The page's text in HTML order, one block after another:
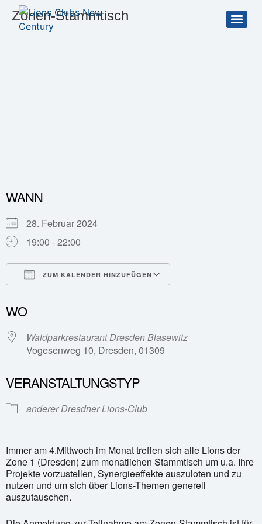
Zonen-Stammtisch
WANN
28. Februar 2024
19:00 - 22:00
ZUM KALENDER HINZUFÜGEN
WO
Waldparkrestaurant Dresden Blasewitz
Vogesenweg 10, Dresden, 01309
VERANSTALTUNGSTYP
anderer Dresdner Lions-Club
Immer am 4.Mittwoch im Monat treffen sich alle Lions der
Zone 1 (Dresden) zum monatlichen Stammtisch um u.a. Ihre
Projekte vorzustellen, Synergieeffekte auszuloten und zu
nutzen und um sich über Lions-Themen generell
auszutauschen.